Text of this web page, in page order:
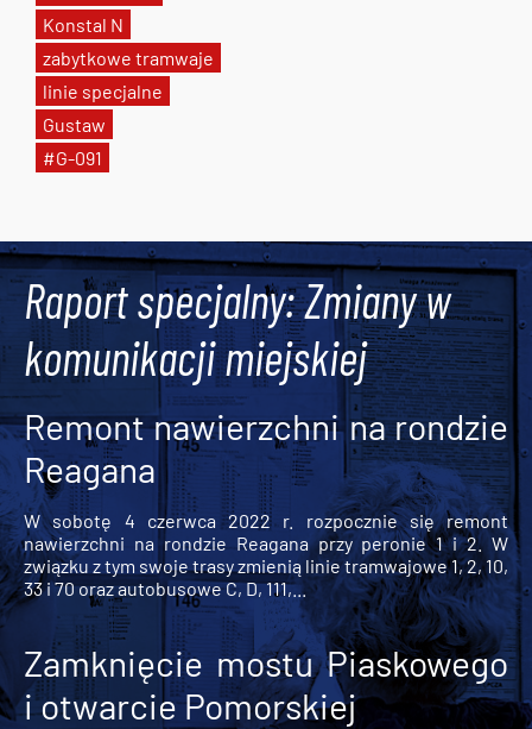
Konstal N
zabytkowe tramwaje
linie specjalne
Gustaw
#G-091
Raport specjalny: Zmiany w
komunikacji miejskiej
Remont nawierzchni na rondzie
Reagana
W sobotę 4 czerwca 2022 r. rozpocznie się remont
nawierzchni na rondzie Reagana przy peronie 1 i 2. W
związku z tym swoje trasy zmienią linie tramwajowe 1, 2, 10,
33 i 70 oraz autobusowe C, D, 111,...
Zamknięcie mostu Piaskowego
i otwarcie Pomorskiej